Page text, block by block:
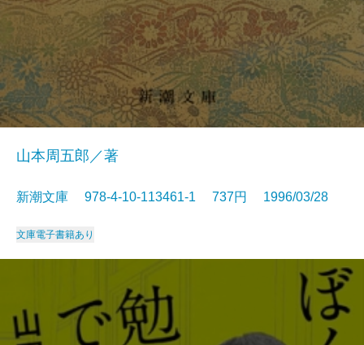
山本周五郎／著
新潮文庫 978-4-10-113461-1 737円 1996/03/28
文庫電子書籍あり